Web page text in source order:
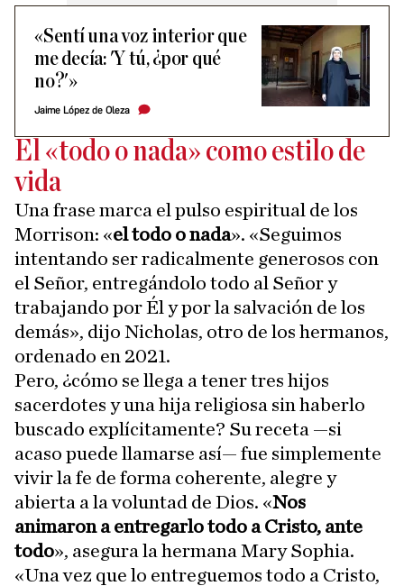
«Sentí una voz interior que
me decía: 'Y tú, ¿por qué
no?'»
Jaime López de Oleza
El «todo o nada» como estilo de
vida
Una frase marca el pulso espiritual de los
Morrison: «el todo o nada». «Seguimos
intentando ser radicalmente generosos con
el Señor, entregándolo todo al Señor y
trabajando por Él y por la salvación de los
demás», dijo Nicholas, otro de los hermanos,
ordenado en 2021.
Pero, ¿cómo se llega a tener tres hijos
sacerdotes y una hija religiosa sin haberlo
buscado explícitamente? Su receta —si
acaso puede llamarse así— fue simplemente
vivir la fe de forma coherente, alegre y
abierta a la voluntad de Dios. «Nos
animaron a entregarlo todo a Cristo, ante
todo», asegura la hermana Mary Sophia.
«Una vez que lo entreguemos todo a Cristo,